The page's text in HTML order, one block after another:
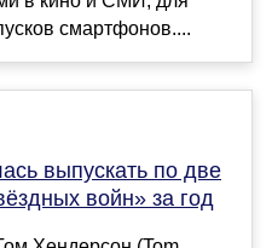
смартфонов....
выпускать по две
войн» за год